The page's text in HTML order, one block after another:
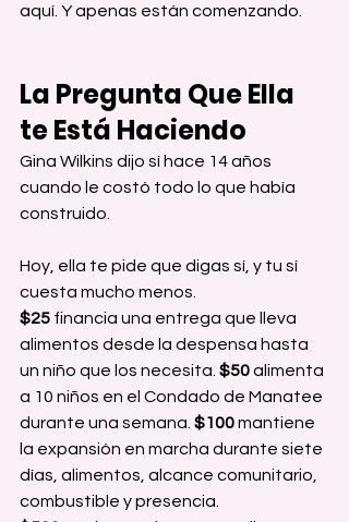
aquí. Y apenas están comenzando.
La Pregunta Que Ella
te Está Haciendo
Gina Wilkins dijo sí hace 14 años
cuando le costó todo lo que había
construido.
Hoy, ella te pide que digas sí, y tu sí
cuesta mucho menos.
$25 financia una entrega que lleva
alimentos desde la despensa hasta
un niño que los necesita. $50 alimenta
a 10 niños en el Condado de Manatee
durante una semana. $100 mantiene
la expansión en marcha durante siete
días, alimentos, alcance comunitario,
combustible y presencia.